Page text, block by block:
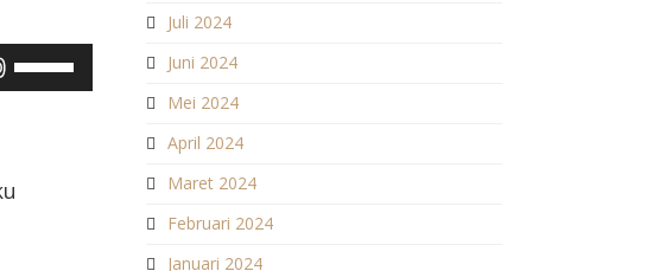
menaikkan
Juli 2024
Juni 2024
Mei 2024
April 2024
Maret 2024
Februari 2024
Januari 2024